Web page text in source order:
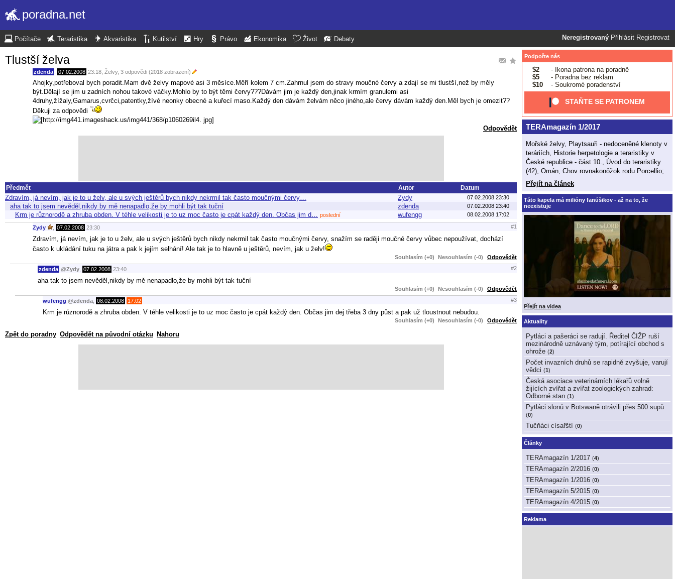
poradna.net
Neregistrovaný Přihlásit Registrovat
Počítače Teraristika Akvaristika Kutilství Hry Právo Ekonomika Život Debaty
Tlustší želva
zdenda 07.02.2008 23:18 Želvy, 3 odpovědi (2018 zobrazení)
Ahojky,potřeboval bych poradit.Mam dvě želvy mapové asi 3 měsíce.Měří kolem 7 cm.Zahrnul jsem do stravy moučné červy a zdají se mi tlustší,než by měly
být.Dělají se jim u zadních nohou takové váčky.Mohlo by to být těmi červy???Dávám jim je každý den,jinak krmím granulemi asi
4druhy,žížaly,Gamarus,cvrčci,patentky,žívé neonky obecné a kuřecí maso.Každý den dávám želvám něco jiného,ale červy dávám každý den.Měl bych je omezit??
Děkuji za odpovědi
Odpovědět
Předmět Autor Datum
Zdravím, já nevím, jak je to u želv, ale u svých ještěrů bych nikdy nekrmil tak často moučnými červy… Zydy 07.02.2008 23:30
aha tak to jsem nevěděl,nikdy by mě nenapadlo,že by mohli být tak tuční zdenda 07.02.2008 23:40
Krm je různorodě a zhruba obden. V téhle velikosti je to uz moc často je cpát každý den. Občas jim d… poslední wufengg 08.02.2008 17:02
Zydy 07.02.2008 23:30 #1
Zdravím, já nevím, jak je to u želv, ale u svých ještěrů bych nikdy nekrmil tak často moučnými červy, snažím se raději moučné červy vůbec nepoužívat, dochází
často k ukládání tuku na játra a pak k jejím selhání! Ale tak je to hlavně u ještěrů, nevím, jak u želv!
Souhlasím (+0) Nesouhlasím (-0) Odpovědět
zdenda @Zydy 07.02.2008 23:40 #2
aha tak to jsem nevěděl,nikdy by mě nenapadlo,že by mohli být tak tuční
Souhlasím (+0) Nesouhlasím (-0) Odpovědět
wufengg @zdenda 08.02.2008 17:02 #3
Krm je různorodě a zhruba obden. V téhle velikosti je to uz moc často je cpát každý den. Občas jim dej třeba 3 dny půst a pak už tloustnout nebudou.
Souhlasím (+0) Nesouhlasím (-0) Odpovědět
Zpět do poradny Odpovědět na původní otázku Nahoru
Podpořte nás
$2
- Ikona patrona na poradně
$5
- Poradna bez reklam
$10
- Soukromé poradenství
STAŇTE SE PATRONEM
TERAmagazín 1/2017
Mořské želvy, Playtsauři - nedoceněné klenoty v
teráriích, Historie herpetologie a teraristiky v
České republice - část 10., Úvod do teraristiky
(42), Omán, Chov rovnakonôžok rodu Porcellio;
Přejít na článek
Táto kapela má milióny fanúšikov - až na to, že
neexistuje
Přejít na videa
Aktuality
Pytláci a pašeráci se radují. Ředitel ČIŽP ruší
mezinárodně uznávaný tým, potírající obchod s
ohrože (2)
Počet invazních druhů se rapidně zvyšuje, varují
vědci (1)
Česká asociace veterinárních lékařů volně
žijících zvířat a zvířat zoologických zahrad:
Odborné stan (1)
Pytláci slonů v Botswaně otrávili přes 500 supů
(0)
Tučňáci císařští (0)
Články
TERAmagazín 1/2017 (4)
TERAmagazín 2/2016 (0)
TERAmagazín 1/2016 (0)
TERAmagazín 5/2015 (0)
TERAmagazín 4/2015 (0)
Reklama